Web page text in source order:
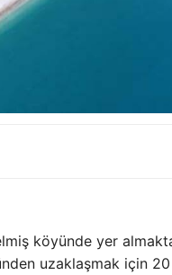
köyünde yer
uzaklaşmak için